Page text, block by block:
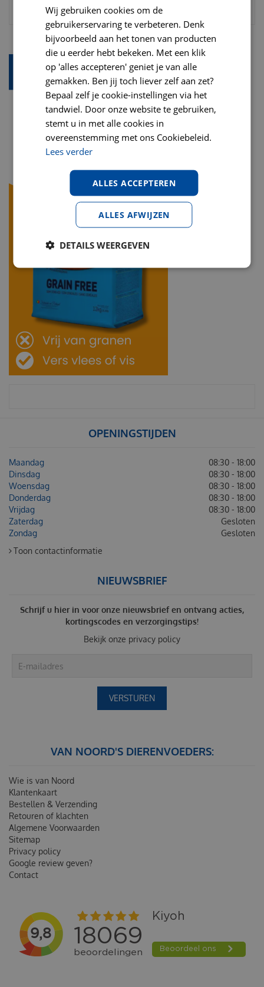
OPENINGSTIJDEN
Maandag
08:30 - 18:00
Dinsdag
08:30 - 18:00
Woensdag
08:30 - 18:00
Donderdag
08:30 - 18:00
Vrijdag
08:30 - 18:00
Zaterdag
Gesloten
Zondag
Gesloten
Toon contactinformatie
NIEUWSBRIEF
Schrijf u hier in voor onze nieuwsbrief en ontvang acties,
kortingscodes en verzorgingstips!
Bekijk onze privacy policy
VAN NOORD'S DIERENVOEDERS:
Wie is van Noord
Klantenkaart
Bestellen & Verzending
Retouren of klachten
Algemene Voorwaarden
Sitemap
Privacy policy
Google review geven?
Contact
Wij gebruiken cookies om de
gebruikerservaring te verbeteren. Denk
bijvoorbeeld aan het tonen van producten
die u eerder hebt bekeken. Met een klik
op 'alles accepteren' geniet je van alle
gemakken. Ben jij toch liever zelf aan zet?
Bepaal zelf je cookie-instellingen via het
tandwiel. Door onze website te gebruiken,
stemt u in met alle cookies in
overeenstemming met ons Cookiebeleid.
Lees verder
ALLES ACCEPTEREN
ALLES AFWIJZEN
DETAILS WEERGEVEN